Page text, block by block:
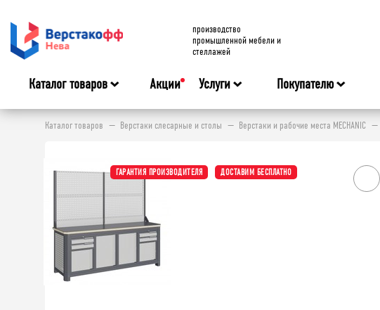
производство
промышленной мебели и
стеллажей
Каталог товаров Акции Услуги Покупателю
Каталог товаров Верстаки слесарные и столы Верстаки и рабочие места MECHANIC
ГАРАНТИЯ ПРОИЗВОДИТЕЛЯ ДОСТАВИМ БЕСПЛАТНО